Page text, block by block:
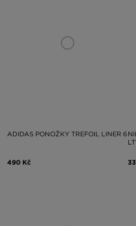
ADIDAS PONOŽKY TREFOIL LINER 6
490 Kč